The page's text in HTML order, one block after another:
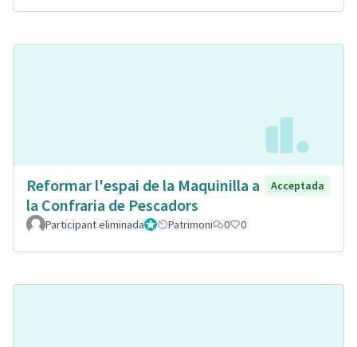
Reformar l'espai de la Maquinilla a
la Confraria de Pescadors
Acceptada
Participant eliminadaAdministrador
Patrimoni 0 0